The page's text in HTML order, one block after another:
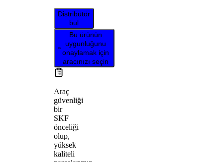
Distribütör
bul
Bu ürünün
uygunluğunu
onaylamak için
aracınızı seçin
Araç
güvenliği
bir
SKF
önceliği
olup,
yüksek
kaliteli